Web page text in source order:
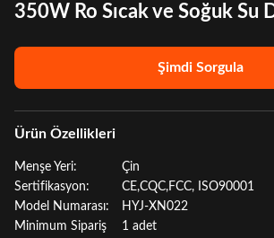
350W Ro Sıcak ve Soğuk Su
Şimdi Sorgula
Ürün Özellikleri
Menşe Yeri:
Çin
Sertifikasyon:
CE,CQC,FCC, ISO90001
Model Numarası:
HYJ-XN022
Minimum Sipariş
1 adet